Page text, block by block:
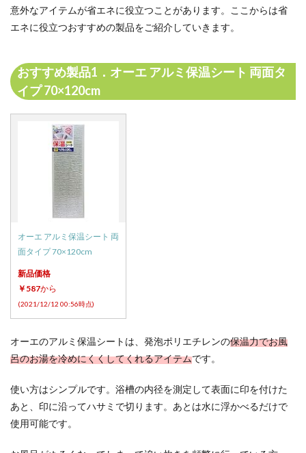
意外なアイテムが省エネに役立つことがあります。ここからは省
エネに役立つおすすめの製品をご紹介していきます。
おすすめ製品1．オーエ アルミ保温シート 両面タ
イプ 70×120cm
オーエ アルミ保温シート 両
面タイプ 70×120cm
新品価格
￥587から
(2021/12/12 00:56時点)
オーエのアルミ保温シートは、発泡ポリエチレンの保温力でお風
呂のお湯を冷めにくくしてくれるアイテムです。
使い方はシンプルです。浴槽の内径を測定して表面に印を付けた
あと、印に沿ってハサミで切ります。あとは水に浮かべるだけで
使用可能です。